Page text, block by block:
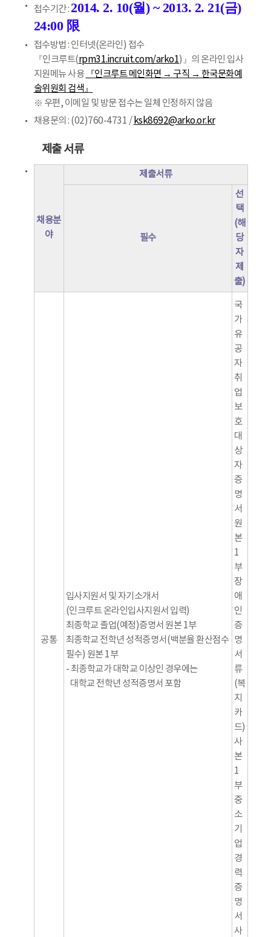
접수기간 : 2014. 2. 10(월) ~ 2013. 2. 21(금)
24:00 限
접수방법 : 인터넷(온라인) 접수
『인크루트(rpm31.incruit.com/arko1)』의 온라인 입사
지원메뉴 사용 『인크루트 메인화면 → 구직 → 한국문화예
술위원회 검색』
※ 우편, 이메일 및 방문 접수는 일체 인정하지 않음
채용문의 : (02)760-4731 / ksk8692@arko.or.kr
제출 서류
채용분
야
제출서류
필수
선
택
(해
당
자
제
출)
공통
입사지원서 및 자기소개서
(인크루트 온라인입사지원서 입력)
최종학교 졸업(예정)증명서 원본 1부
최종학교 전학년 성적증명서(백분율 환산점수
필수) 원본 1부
- 최종학교가 대학교 이상인 경우에는
대학교 전학년 성적증명서 포함
국
가
유
공
자
취
업
보
호
대
상
자
증
명
서
원
본
1
부
장
애
인
증
명
서
류
(복
지
카
드)
사
본
1
부
중
소
기
업
경
력
증
명
서
사